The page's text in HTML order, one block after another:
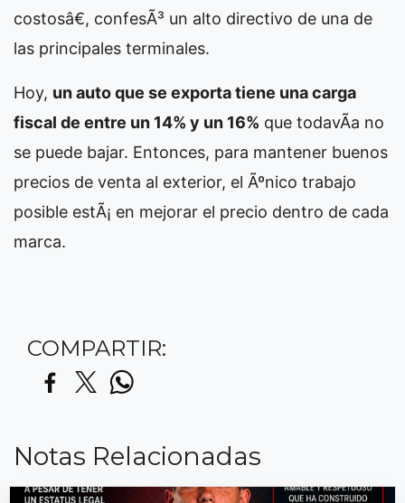
costosâ€, confesÃ³ un alto directivo de una de
las principales terminales.
Hoy, un auto que se exporta tiene una carga
fiscal de entre un 14% y un 16% que todavÃ­a no
se puede bajar. Entonces, para mantener buenos
precios de venta al exterior, el Ãºnico trabajo
posible estÃ¡ en mejorar el precio dentro de cada
marca.
COMPARTIR:
Notas Relacionadas